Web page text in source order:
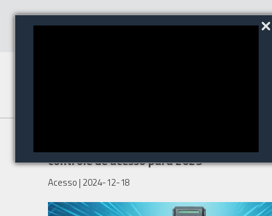
controle de acesso para 2025
Acesso | 2024-12-18